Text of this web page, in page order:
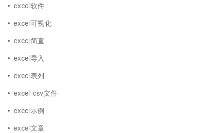
excel软件
excel可视化
excel简直
excel导入
excel表列
excel csv文件
excel示例
excel文章